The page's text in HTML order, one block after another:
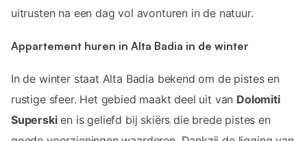
uitrusten na een dag vol avonturen in de natuur.
Appartement huren in Alta Badia in de winter
In de winter staat Alta Badia bekend om de pistes en
rustige sfeer. Het gebied maakt deel uit van Dolomiti
Superskien is geliefd bij skiërs die brede pistes en